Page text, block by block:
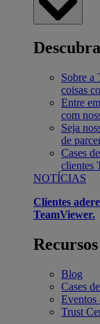
Sobre a
coisas
Entre
com
Seja
de
Cases
clientes
NOTÍCIAS
Clientes
TeamViewer.
Recursos
Blog
Cases
Eventos
Trust